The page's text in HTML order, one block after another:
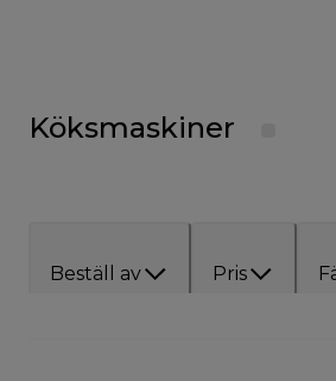
Köksmaskiner
Beställ av Pris